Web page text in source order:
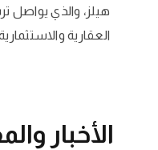
هيلز، والذي يواصل
العقارية
الأخبار